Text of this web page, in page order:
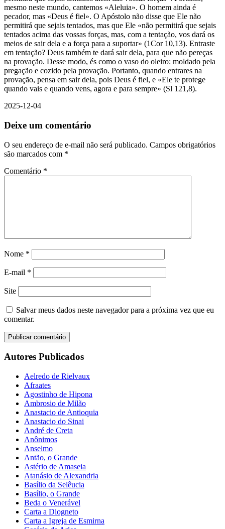
mesmo neste mundo, cantemos «Aleluia». O homem ainda é
pecador, mas «Deus é fiel». O Apóstolo não disse que Ele não
permitirá que sejais tentados, mas que Ele «não permitirá que sejais
tentados acima das vossas forças, mas, com a tentação, vos dará os
meios de sair dela e a força para a suportar» (1Cor 10,13). Entraste
em tentação? Deus também te dará sair dela, para que não pereças
na provação. Desse modo, és como o vaso do oleiro: moldado pela
pregação e cozido pela provação. Portanto, quando entrares na
provação, pensa em sair dela, pois Deus é fiel, e «Ele te protege
quando vais e quando vens, agora e para sempre» (Sl 121,8).
2025-12-04
Deixe um comentário
O seu endereço de e-mail não será publicado. Campos obrigatórios
são marcados com *
Comentário *
Nome *
E-mail *
Site
Salvar meus dados neste navegador para a próxima vez que eu
comentar.
Autores Publicados
Aelredo de Rielvaux
Afraates
Agostinho de Hipona
Ambrosio de Milão
Anastacio de Antioquia
Anastacio do Sinai
André de Creta
Anônimos
Anselmo
Antão, o Grande
Astério de Amaseia
Atanásio de Alexandria
Basílio da Selêucia
Basílio, o Grande
Beda o Venerável
Carta a Diogneto
Carta a Igreja de Esmirna